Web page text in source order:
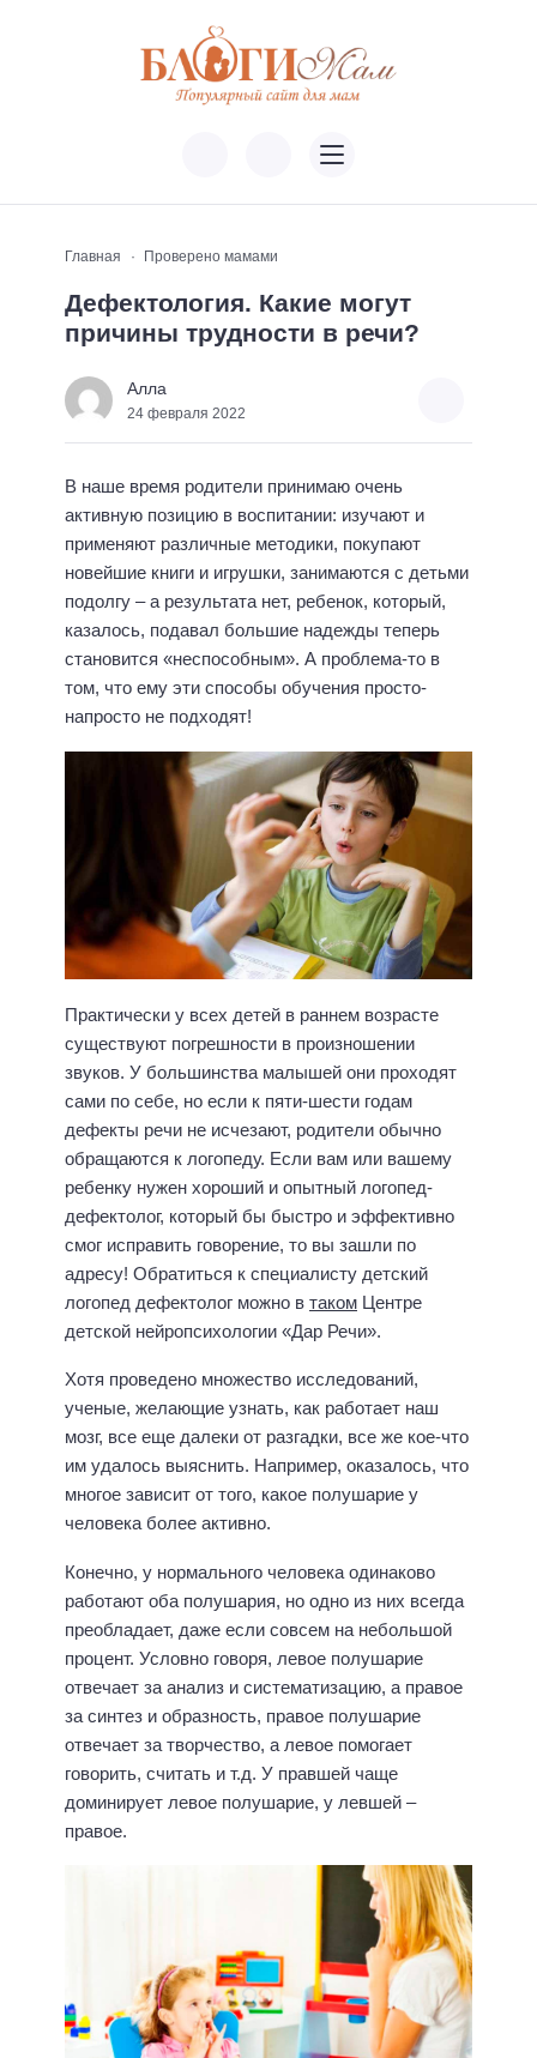
Главная Проверено мамами
Дефектология. Какие могут
причины трудности в речи?
Алла
24 февраля 2022
В наше время родители принимаю очень
активную позицию в воспитании: изучают и
применяют различные методики, покупают
новейшие книги и игрушки, занимаются с детьми
подолгу – а результата нет, ребенок, который,
казалось, подавал большие надежды теперь
становится «неспособным». А проблема-то в
том, что ему эти способы обучения просто-
напросто не подходят!
Практически у всех детей в раннем возрасте
существуют погрешности в произношении
звуков. У большинства малышей они проходят
сами по себе, но если к пяти-шести годам
дефекты речи не исчезают, родители обычно
обращаются к логопеду. Если вам или вашему
ребенку нужен хороший и опытный логопед-
дефектолог, который бы быстро и эффективно
смог исправить говорение, то вы зашли по
адресу! Обратиться к специалисту детский
логопед дефектолог можно в таком Центре
детской нейропсихологии «Дар Речи».
Хотя проведено множество исследований,
ученые, желающие узнать, как работает наш
мозг, все еще далеки от разгадки, все же кое-что
им удалось выяснить. Например, оказалось, что
многое зависит от того, какое полушарие у
человека более активно.
Конечно, у нормального человека одинаково
работают оба полушария, но одно из них всегда
преобладает, даже если совсем на небольшой
процент. Условно говоря, левое полушарие
отвечает за анализ и систематизацию, а правое
за синтез и образность, правое полушарие
отвечает за творчество, а левое помогает
говорить, считать и т.д. У правшей чаще
доминирует левое полушарие, у левшей –
правое.